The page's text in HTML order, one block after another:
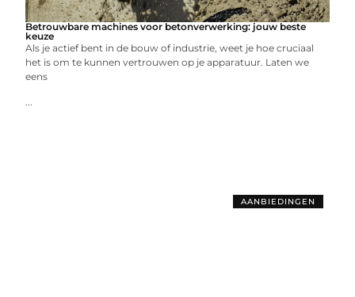
Betrouwbare machines voor betonverwerking: jouw beste
keuze
Als je actief bent in de bouw of industrie, weet je hoe cruciaal
het is om te kunnen vertrouwen op je apparatuur. Laten we
eens
...
AANBIEDINGEN